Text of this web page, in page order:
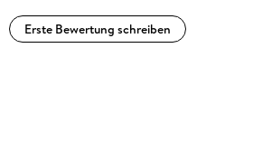
Erste Bewertung schreiben